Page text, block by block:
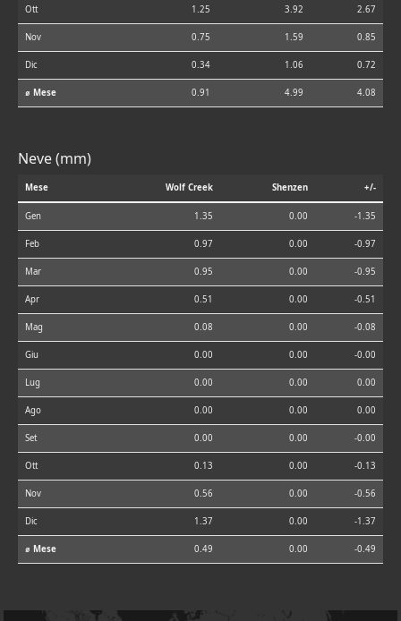
Ott 1.25 3.92 2.67
Nov 0.75 1.59 0.85
Dic 0.34 1.06 0.72
⌀ Mese 0.91 4.99 4.08
Neve (mm)
Mese Wolf Creek Shenzen +/-
Gen 1.35 0.00 -1.35
Feb 0.97 0.00 -0.97
Mar 0.95 0.00 -0.95
Apr 0.51 0.00 -0.51
Mag 0.08 0.00 -0.08
Giu 0.00 0.00 -0.00
Lug 0.00 0.00 0.00
Ago 0.00 0.00 0.00
Set 0.00 0.00 -0.00
Ott 0.13 0.00 -0.13
Nov 0.56 0.00 -0.56
Dic 1.37 0.00 -1.37
⌀ Mese 0.49 0.00 -0.49